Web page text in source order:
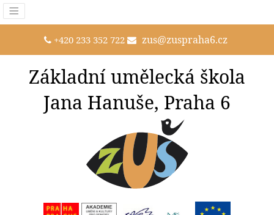
+420 233 352 722 zus@zuspraha6.cz
Základní umělecká škola
Jana Hanuše, Praha 6